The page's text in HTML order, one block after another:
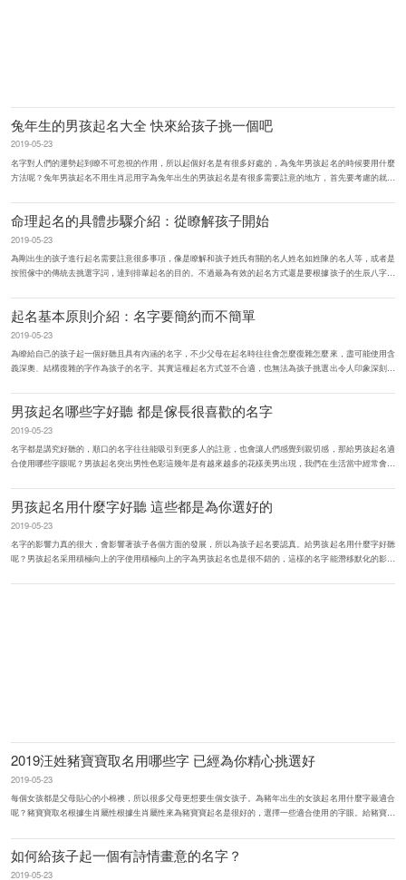
兔年生的男孩起名大全 快來給孩子挑一個吧
2019-05-23
名字對人們的運勢起到瞭不可忽視的作用，所以起個好名是有很多好處的，為兔年男孩起名的時候要用什麼
方法呢？兔年男孩起名不用生肖忌用字為兔年出生的男孩起名是有很多需要註意的地方，首先要考慮的就是
命理起名的具體步驟介紹：從瞭解孩子開始
2019-05-23
為剛出生的孩子進行起名需要註意很多事項，像是瞭解和孩子姓氏有關的名人姓名如姓陳的名人等，或者是
按照傢中的傳統去挑選字詞，達到排輩起名的目的。不過最為有效的起名方式還是要根據孩子的生辰八字、
起名基本原則介紹：名字要簡約而不簡單
2019-05-23
為瞭給自己的孩子起一個好聽且具有內涵的名字，不少父母在起名時往往會怎麼復雜怎麼來，盡可能使用含
義深奧、結構復雜的字作為孩子的名字。其實這種起名方式並不合適，也無法為孩子挑選出令人印象深刻的
男孩起名哪些字好聽 都是傢長很喜歡的名字
2019-05-23
名字都是講究好聽的，順口的名字往往能吸引到更多人的註意，也會讓人們感覺到親切感，那給男孩起名適
合使用哪些字眼呢？男孩起名突出男性色彩這幾年是有越來越多的花樣美男出現，我們在生活當中經常會遇
男孩起名用什麼字好聽 這些都是為你選好的
2019-05-23
名字的影響力真的很大，會影響著孩子各個方面的發展，所以為孩子起名要認真。給男孩起名用什麼字好聽
呢？男孩起名采用積極向上的字使用積極向上的字為男孩起名也是很不錯的，這樣的名字能潛移默化的影響
2019汪姓豬寶寶取名用哪些字 已經為你精心挑選好
2019-05-23
每個女孩都是父母貼心的小棉襖，所以很多父母更想要生個女孩子。為豬年出生的女孩起名用什麼字最適合
呢？豬寶寶取名根據生肖屬性根據生肖屬性來為豬寶寶起名是很好的，選擇一些適合使用的字眼。給豬寶寶
如何給孩子起一個有詩情畫意的名字？
2019-05-23